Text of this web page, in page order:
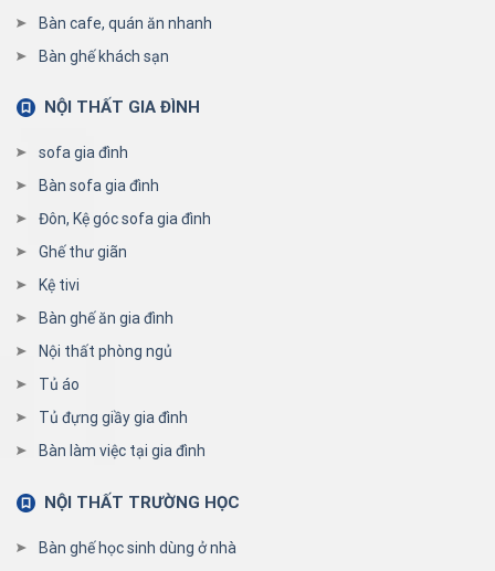
Bàn cafe, quán ăn nhanh
Bàn ghế khách sạn
NỘI THẤT GIA ĐÌNH
sofa gia đình
Bàn sofa gia đình
Đôn, Kệ góc sofa gia đình
Ghế thư giãn
Kệ tivi
Bàn ghế ăn gia đình
Nội thất phòng ngủ
Tủ áo
Tủ đựng giầy gia đình
Bàn làm việc tại gia đình
NỘI THẤT TRƯỜNG HỌC
Bàn ghế học sinh dùng ở nhà